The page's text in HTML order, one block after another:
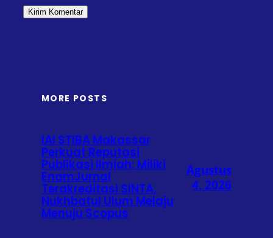
MORE POSTS
IAI STIBA Makassar
Perkuat Reputasi
Publikasi Ilmiah: Miliki
EnamJurnal
Terakreditasi SINTA,
Nukhbatul Ulum Melaju
Menuju Scopus
Agustus
4, 2026